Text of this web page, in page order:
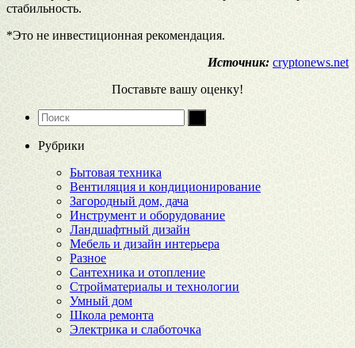
стабильность.
*Это не инвестиционная рекомендация.
Источник: cryptonews.net
Поставьте вашу оценку!
Рубрики
Бытовая техника
Вентиляция и кондиционирование
Загородный дом, дача
Инструмент и оборудование
Ландшафтный дизайн
Мебель и дизайн интерьера
Разное
Сантехника и отопление
Стройматериалы и технологии
Умный дом
Школа ремонта
Электрика и слаботочка